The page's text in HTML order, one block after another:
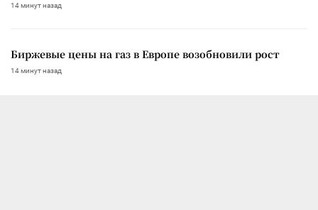
14 минут назад
Биржевые цены на газ в Европе возобновили рост
14 минут назад